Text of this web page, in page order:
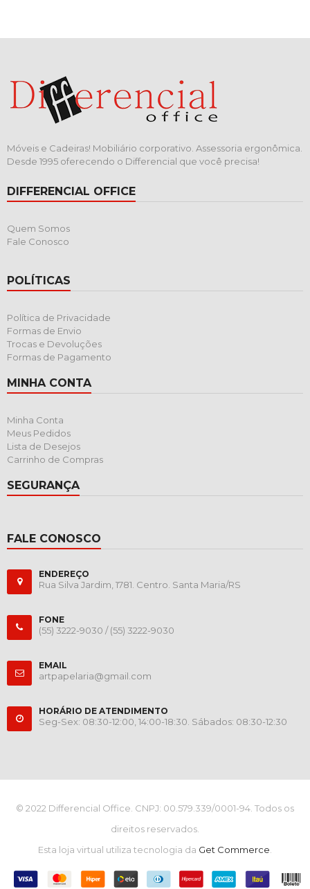
Móveis e Cadeiras! Mobiliário corporativo. Assessoria ergonômica.
Desde 1995 oferecendo o Differencial que você precisa!
DIFFERENCIAL OFFICE
Quem Somos
Fale Conosco
POLÍTICAS
Política de Privacidade
Formas de Envio
Trocas e Devoluções
Formas de Pagamento
MINHA CONTA
Minha Conta
Meus Pedidos
Lista de Desejos
Carrinho de Compras
SEGURANÇA
FALE CONOSCO
ENDEREÇO
Rua Silva Jardim, 1781. Centro. Santa Maria/RS
FONE
(55) 3222-9030 /(55) 3222-9030
EMAIL
artpapelaria@gmail.com
HORÁRIO DE ATENDIMENTO
Seg-Sex: 08:30-12:00, 14:00-18:30. Sábados: 08:30-12:30
© 2022 Differencial Office. CNPJ: 00.579.339/0001-94. Todos os
direitos reservados.
Esta loja virtual utiliza tecnologia da Get Commerce